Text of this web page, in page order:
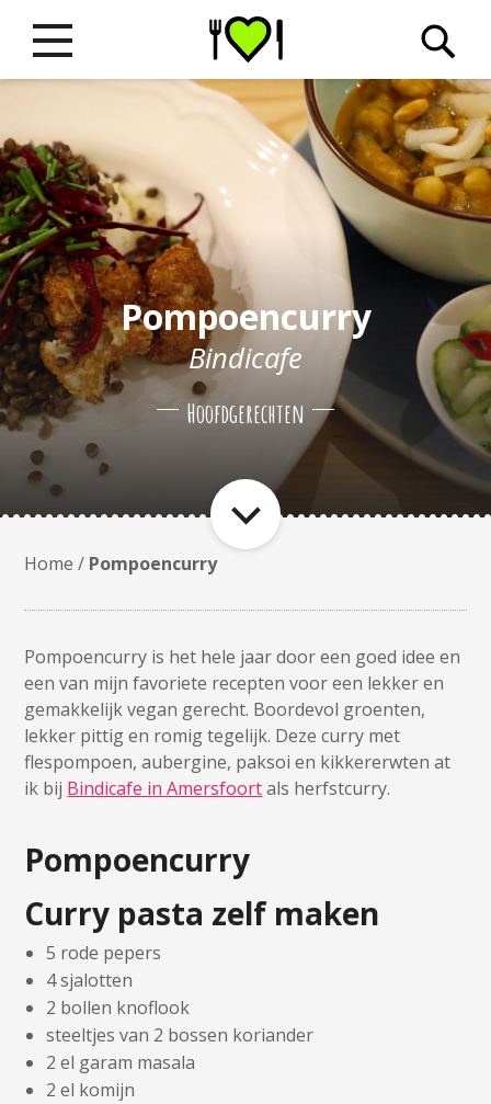
Pompoencurry
Bindicafe
Hoofdgerechten
Home / Pompoencurry
Pompoencurry is het hele jaar door een goed idee en
een van mijn favoriete recepten voor een lekker en
gemakkelijk vegan gerecht. Boordevol groenten,
lekker pittig en romig tegelijk. Deze curry met
flespompoen, aubergine, paksoi en kikkererwten at
ik bij Bindicafe in Amersfoortals herfstcurry.
Pompoencurry
Curry pasta zelf maken
5 rode pepers
4 sjalotten
2 bollen knoflook
steeltjes van 2 bossen koriander
2 el garam masala
2 el komijn